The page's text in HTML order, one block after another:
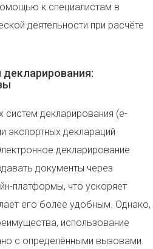
к специалистам в
деятельности при расчёте
систем декларирования (e-
экспортных деклараций
декларирование
документы через
платформы, что ускоряет
его более удобным. Однако,
использование
с определёнными вызовами.